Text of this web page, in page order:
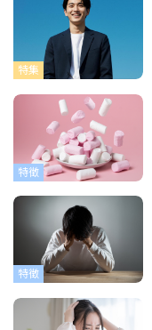
特集
特徴
特徴